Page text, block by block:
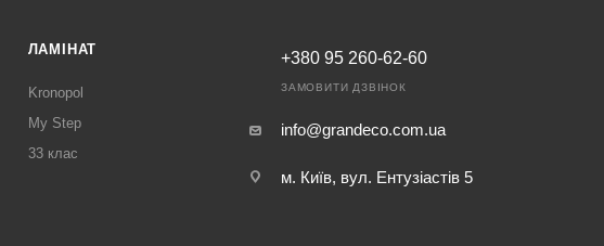
ЛАМІНАТ
Kronopol
My Step
33 клас
+380 95 260-62-60
ЗАМОВИТИ ДЗВІНОК
info@grandeco.com.ua
м. Київ, вул. Ентузіастів 5